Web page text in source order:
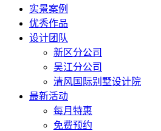
实景案例
优秀作品
设计团队
新区分公司
吴江分公司
清风国际别墅设计院
最新活动
每月特惠
免费预约